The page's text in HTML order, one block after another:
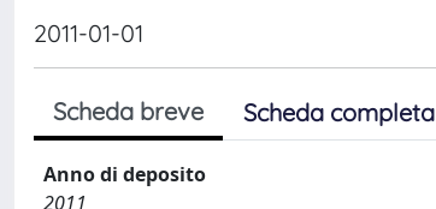
2011-01-01
Scheda breve Scheda completa
Anno di deposito
2011